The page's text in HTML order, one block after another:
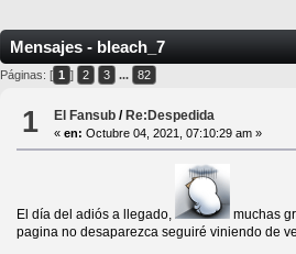
Mensajes - bleach_7
Páginas: [ 1 ] 2 3 ... 82
1 El Fansub / Re:Despedida
«en: Octubre 04, 2021, 07:10:29 am »
El día del adiós a llegado,
muchas
pagina no desaparezca seguiré viniendo de